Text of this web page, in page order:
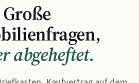
Große
abgeheftet.